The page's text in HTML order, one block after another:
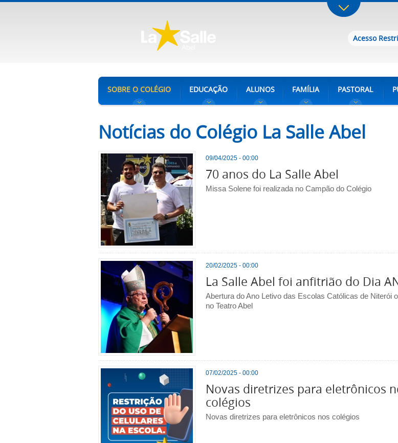
Acesso
SOBRE O COLÉGIO EDUCAÇÃO ALUNOS FAMÍLIA PASTORAL
Notícias do Colégio La Salle Abel
09/04/2025 - 00:00
70 anos do La Salle Abel
Missa Solene foi realizada no Campão do Colégio
20/02/2025 - 00:00
La Salle Abel foi anfitrião do Dia
Abertura do Ano Letivo das Escolas Católicas de Niterói
no Teatro Abel
07/02/2025 - 00:00
Novas diretrizes para eletrônicos
colégios
Novas diretrizes para eletrônicos nos colégios